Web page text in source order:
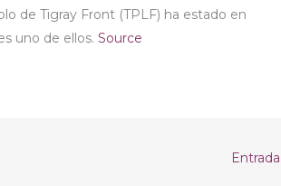
de Tigray Front (TPLF) ha estado en
uno de ellos.Source